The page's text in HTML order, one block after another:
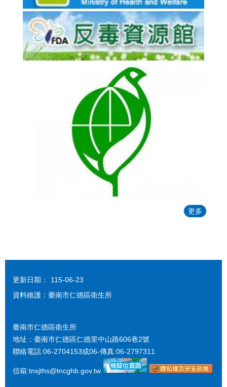
更多
:::
更新日期：
115-06-23
資料維護：臺南市仁德區衛生所
臺南市仁德區衛生所
地址：臺南市仁德區仁德里中山路606巷2號
聯絡電話:06-2704153或06-傳真:06-2797311
信箱:tnsjths@tncghb.gov.tw